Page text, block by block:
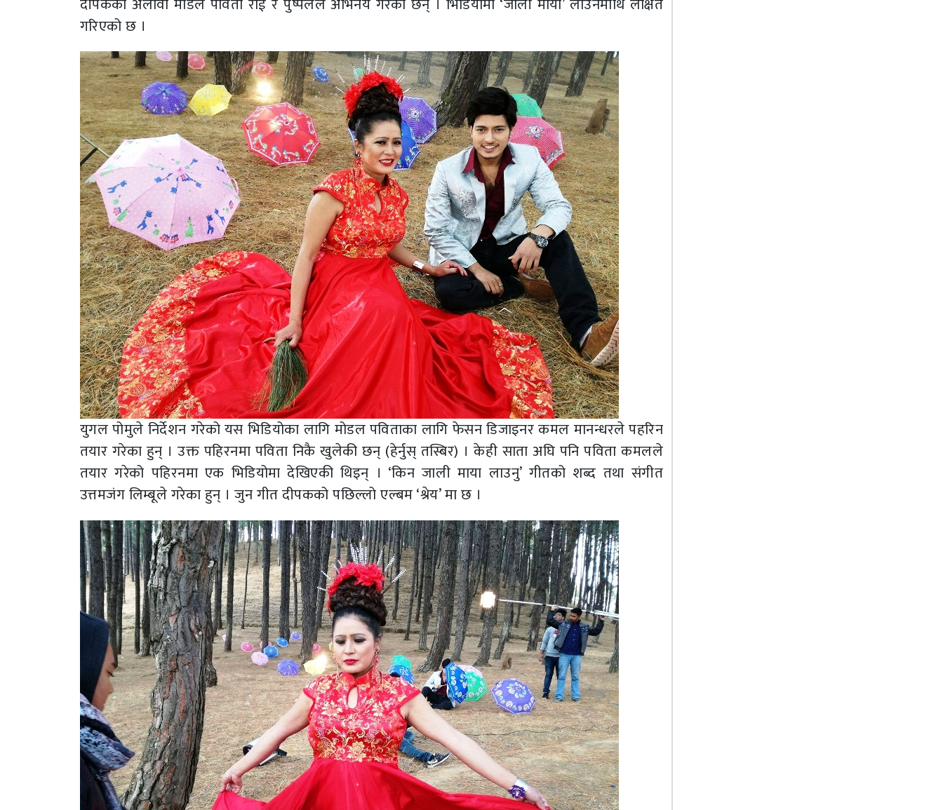
गरिएको छ ।
युगल पोमुले निर्देशन गरेको यस भिडियोका लागि मोडल पविताका लागि फेसन डिजाइनर कमल मानन्धरले पहरिन
तयार गरेका हुन् । उक्त पहिरनमा पविता निकै खुलेकी छन् (हेर्नुस् तस्बिर) । केही साता अघि पनि पविता कमलले
तयार गरेको पहिरनमा एक भिडियोमा देखिएकी थिइन् । ‘किन जाली माया लाउनु’ गीतको शब्द तथा संगीत
उत्तमजंग लिम्बूले गरेका हुन् । जुन गीत दीपकको पछिल्लो एल्बम ‘श्रेय’ मा छ ।